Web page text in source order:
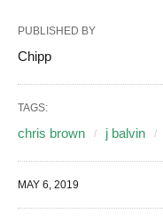
PUBLISHED BY
Chipp
TAGS:
chris brown j balvin
MAY 6, 2019